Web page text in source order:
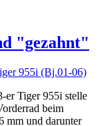
"gezahnt"
955i (Bj.01-06)
er Tiger 955i stelle
beim
mm und darunter